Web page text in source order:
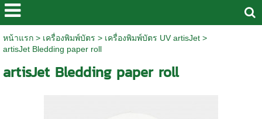
หน้าแรก> เครื่องพิมพ์บัตร > เครื่องพิมพ์บัตร UV artisJet>
artisJet Bledding paper roll
artisJet Bledding paper roll